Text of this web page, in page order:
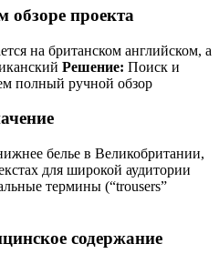
обзоре проекта
на британском английском, а
Решение: Поиск и
полный ручной обзор
белье в Великобритании,
для широкой аудитории
термины (“trousers”
содержание